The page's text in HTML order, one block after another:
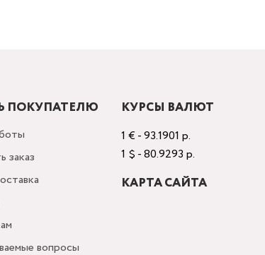
ПОКУПАТЕЛЮ
заказ
вопросы
КУРСЫ ВАЛЮТ
1 € - 93.1901 р.
1 $ - 80.9293 р.
КАРТА САЙТА